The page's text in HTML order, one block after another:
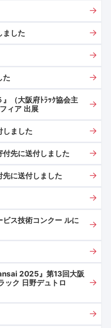
ました
た
』（大阪府ﾄﾗｯｸ協会主
ィア 出展
しました
先に送付しました
に送付しました
ビス技術コンクー ルに
2025』第13回大阪
ック 日野デュトロ